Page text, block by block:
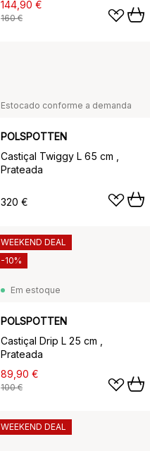
144,90 €
160 €
Estocado conforme a demanda
POLSPOTTEN
Castiçal Twiggy L 65 cm ,
Prateada
320 €
Em estoque
POLSPOTTEN
Castiçal Drip L 25 cm ,
Prateada
89,90 €
100 €
WEEKEND DEAL
-10%
WEEKEND DEAL